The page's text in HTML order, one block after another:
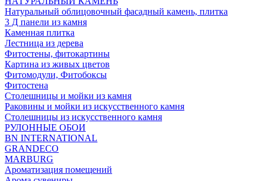
Натуральный облицовочный фасадный камень, плитка
3 Д панели из камня
Каменная плитка
Лестница из дерева
Фитостены, фитокартины
Картина из живых цветов
Фитомодули, Фитобоксы
Фитостена
Столешницы и мойки из камня
Раковины и мойки из искусственного камня
Столешницы из искусственного камня
РУЛОННЫЕ ОБОИ
BN INTERNATIONAL
GRANDECO
MARBURG
Ароматизация помещений